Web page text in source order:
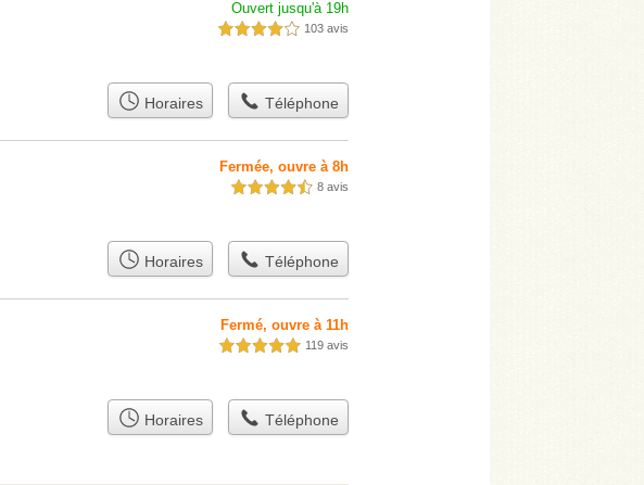
Ouvert jusqu'à 19h
4,0 étoiles sur 5 103 avis
Horaires Téléphone
Fermée, ouvre à 8h
4,5 étoiles sur 5 8 avis
Horaires Téléphone
Fermé, ouvre à 11h
5,0 étoiles sur 5 119 avis
Horaires Téléphone